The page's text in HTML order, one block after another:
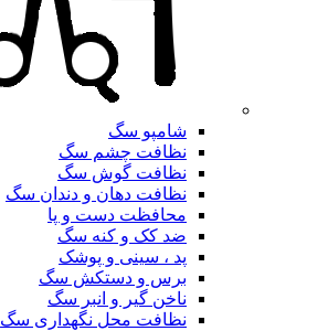
شامپو سگ
نظافت چشم سگ
نظافت گوش سگ
نظافت دهان و دندان سگ
محافظت دست و پا
ضد کک و کنه سگ
پد ، سینی و پوشک
برس و دستکش سگ
ناخن گیر و انبر سگ
نظافت محل نگهداری سگ